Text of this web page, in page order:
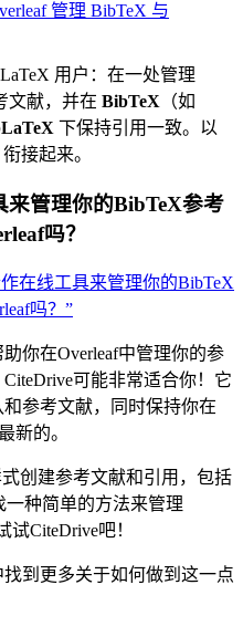
管理 BibTeX 与
用户：在一处管理
文献，并在 BibTeX （如
下保持引用一致。以
接起来。
管理你的BibTeX参考
吗？
在线工具来管理你的BibTeX
吗？”
你在Overleaf中管理你的参
可能非常适合你！它
参考文献，同时保持你在
新的。
创建参考文献和引用，包括
一种简单的方法来管理
CiteDrive吧！
到更多关于如何做到这一点